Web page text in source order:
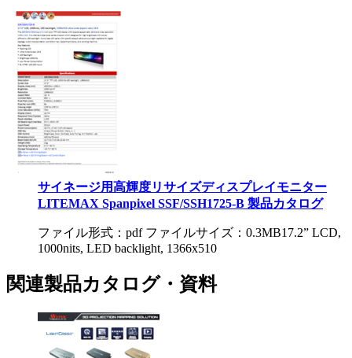
サイネージ用高輝度リサイズディスプレイモニター
LITEMAX Spanpixel SSF/SSH1725-B 製品カタログ
ファイル形式：pdf ファイルサイズ：0.3MB17.2” LCD,
1000nits, LED backlight, 1366x510
関連製品カタログ・資料